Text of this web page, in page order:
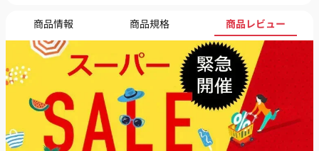
商品情報 商品規格 商品レビュー